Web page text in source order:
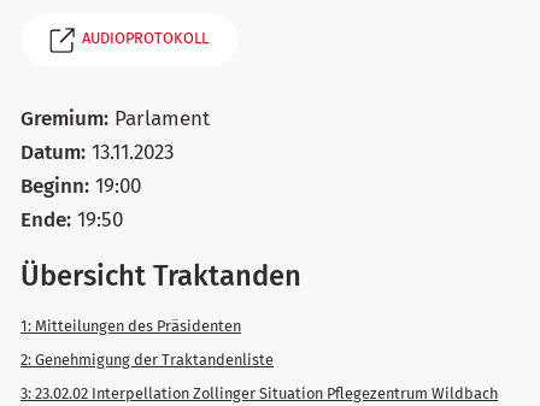
AUDIOPROTOKOLL
Gremium: Parlament
Datum: 13.11.2023
Beginn: 19:00
Ende: 19:50
Übersicht Traktanden
1: Mitteilungen des Präsidenten
2: Genehmigung der Traktandenliste
3: 23.02.02 Interpellation Zollinger Situation Pflegezentrum Wildbach